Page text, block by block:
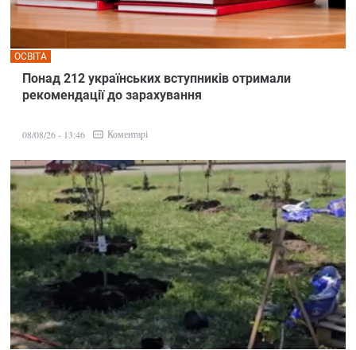
Понад 212 українських вступників отримали
рекомендації до зарахування
ОСВІТА
08/08/26 - 13:46 Коментарі